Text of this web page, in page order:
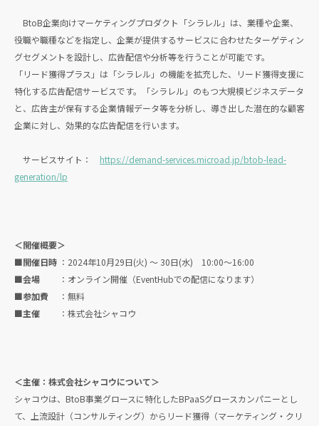
BtoB企業向けマーケティングプロダクト「シラレル」は、業種や企業、
役職や職種などを指定し、企業が提供するサービスに合わせたターゲティン
グセグメントを設計し、広告配信や分析等を行うことが可能です。
「リード獲得プラス」は「シラレル」の機能を拡充した、リード獲得支援に
特化する広告配信サービスです。「シラレル」のもつ大規模ビジネスデータ
と、広告主が保有する企業情報データ等を分析し、導き出した潜在的な顧客
企業に対し、効果的な広告配信を行います。
サービスサイト： https://demand-services.microad.jp/btob-lead-
generation/lp
＜開催概要＞
■開催日時 ：2024年10月29日(火) ～ 30日(水) 10:00〜16:00
■会場 ：オンライン開催（EventHubでの配信になります）
■参加費 ：無料
■主催 ：株式会社シャコウ
＜主催：株式会社シャコウについて＞
シャコウは、BtoB事業グロースに特化したBPaaSグロースカンパニーとし
て、上流設計（コンサルティング）からリード獲得（マーケティング・クリ